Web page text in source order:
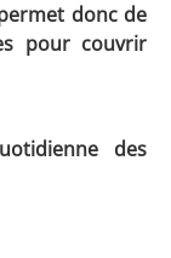
donc de
pour couvrir
des